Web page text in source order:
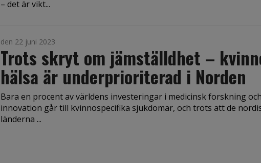
– det är vikt...
den 22 juni 2023
Trots skryt om jämställdhet –
hälsa är underprioriterad i Norden
Bara en procent av världens investeringar i medicinsk forskning och
innovation går till kvinnospecifika sjukdomar, och trots att de
länderna ...